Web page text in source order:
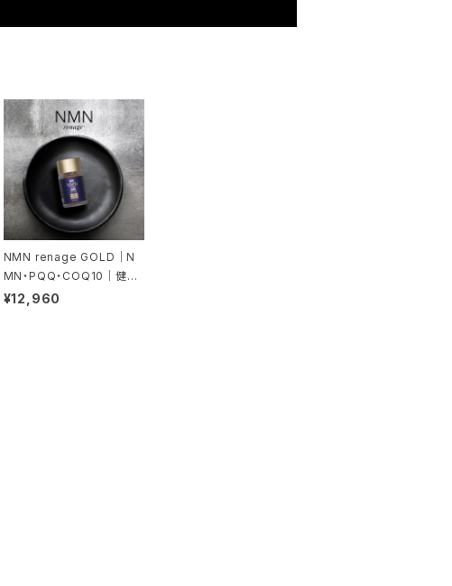
NMN renage GOLD｜N
MN・PQQ・COQ10｜健康
食品｜60粒
¥12,960